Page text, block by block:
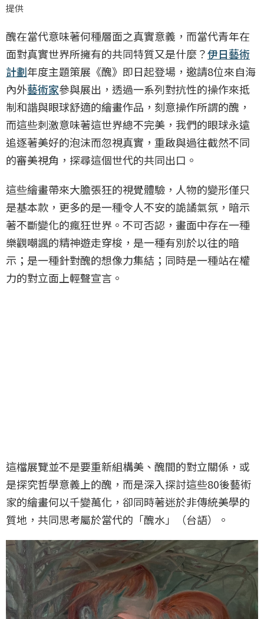
提供
醜在當代意味著何種層面之真實意義，而當代青年在
面對真實世界所擁有的共同特質又是什麼？伊日藝術
計劃年度主題策展《醜》即日起登場，邀請8位來自海
內外藝術家參與展出，透過一系列對抗性的操作來抵
制和諧與眼球舒適的繪畫作品，刻意操作所謂的醜，
而這些刺激意味著這世界總不完美，我們的眼球永遠
追逐著美好的泡沫而忽視真實，重啟與過往截然不同
的審美視角，探尋這個世代的共同出口。
這些繪畫帶來大膽張狂的視覺體驗，人物的變形僅只
是基本款，更多的是一種令人不安的詭譎氣氛，暗示
著不斷變化的瘋狂世界。不可否認，畫面中存在一種
樂觀嘲諷的精神遊走穿梭，是一種有別於以往的暗
示；是一種針對醜的想像力集結；同時是一種站在權
力的對立面上輕聲宣言。
這檔展覽並不是要重新組構美、醜間的對立關係，或
是探究哲學意義上的醜，而是深入探討這些80後藝術
家的繪畫何以千變萬化，卻同時著迷於非傳統美學的
質地，共同思考屬於當代的「醜水」（台語）。